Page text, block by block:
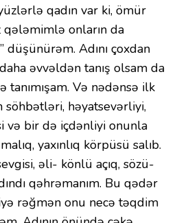
qadın var ki, ömür
qələmimlə onların da
düşünürəm. Adını çoxdan
əvvəldən tanış olsam da
tanımışam. Və nədənsə ilk
həyatsevərliyi,
və bir də içdənliyi onunla
yaxınlıq körpüsü salıb.
əli- könlü açıq, sözü-
qəhrəmanım. Bu qədər
rəğmən onu necə təqdim